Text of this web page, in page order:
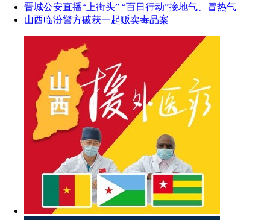
晋城公安直播“上街头” “百日行动”接地气、冒热气
山西临汾警方破获一起贩卖毒品案